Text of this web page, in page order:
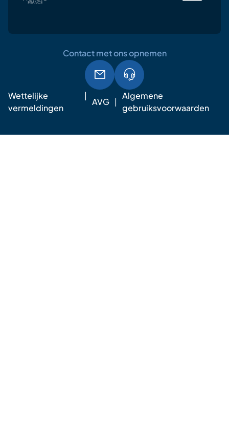
Wettelijke
vermeldingen
AVG
Algemene
gebruiksvoorwaarden
Contact met ons opnemen